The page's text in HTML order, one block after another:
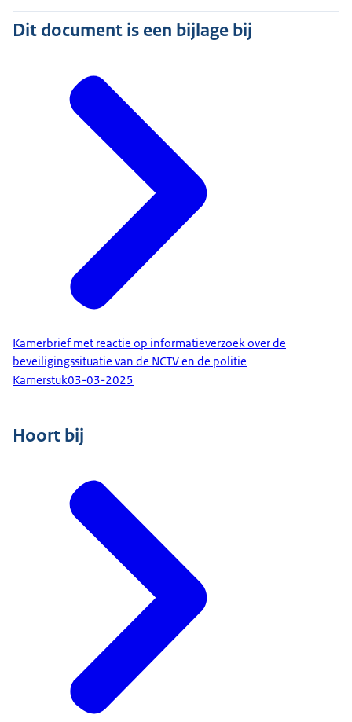
Dit document is een bijlage bij
Kamerbrief met reactie op informatieverzoek over de
beveiligingssituatie van de NCTV en de politie
Kamerstuk03-03-2025
Hoort bij